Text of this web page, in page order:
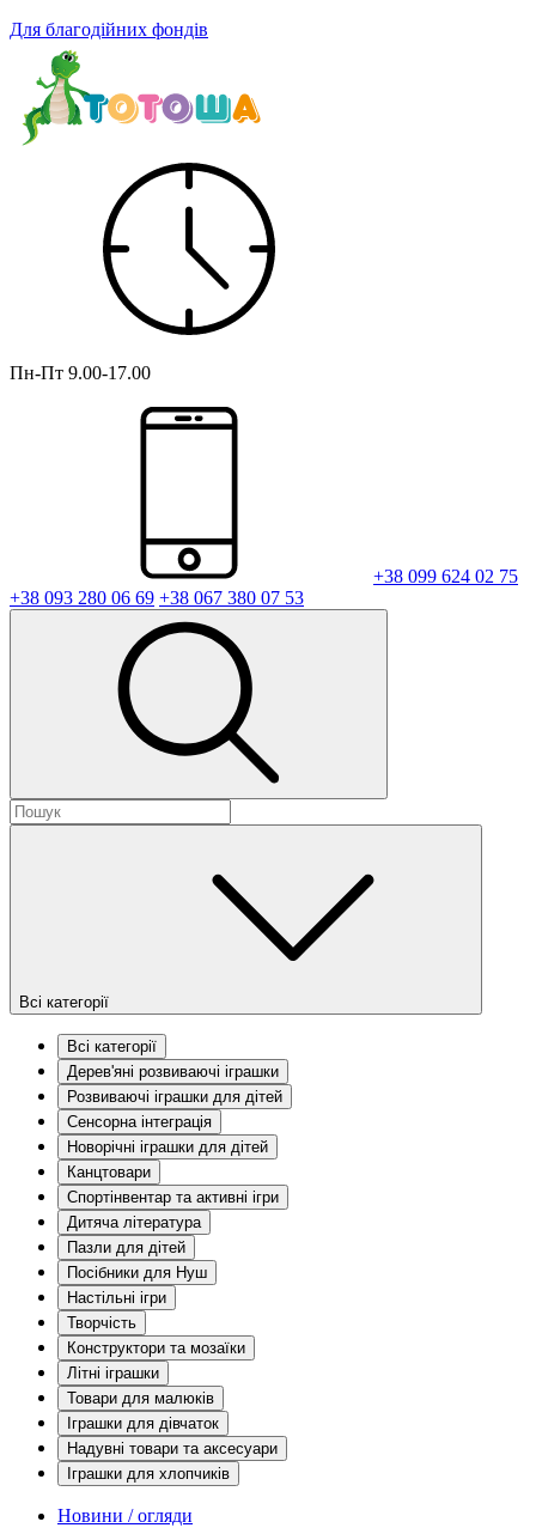
Для благодійних фондів
Пн-Пт 9.00-17.00
+38 099 624 02 75
+38 093 280 06 69 +38 067 380 07 53
Всі категорії
Всі категорії
Дерев'яні розвиваючі іграшки
Розвиваючі іграшки для дітей
Сенсорна інтеграція
Новорічні іграшки для дітей
Канцтовари
Спортінвентар та активні ігри
Дитяча література
Пазли для дітей
Посібники для Нуш
Настільні ігри
Творчість
Конструктори та мозаїки
Літні іграшки
Товари для малюків
Іграшки для дівчаток
Надувні товари та аксесуари
Іграшки для хлопчиків
Новини / огляди